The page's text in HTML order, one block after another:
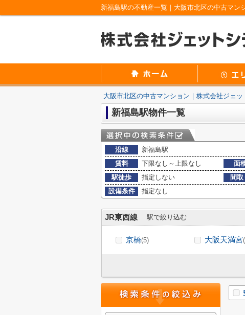
新福島駅の不動産一覧｜大阪市北区の中古マン
大阪市北区の中古マンション｜株式会社ジェ
新福島駅物件一覧
沿線
新福島駅
賃料
下限なし～上限なし 面
駅徒歩
指定しない 間取
設備条件
指定なし
JR東西線 駅で絞り込む
京橋(5) 大阪天満宮